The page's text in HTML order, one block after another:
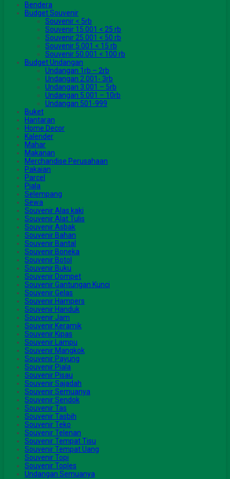
Bendera
Budget Souvenir
Souvenir < 5rb
Souvenir 15.001 < 25 rb
Souvenir 25.001 < 50 rb
Souvenir 5.001 < 15 rb
Souvenir 50.001 < 100 rb
Budget Undangan
Undangan 1rb – 2rb
Undangan 2.001- 3rb
Undangan 3.001 – 5rb
Undangan 5.001 – 10rb
Undangan 501-999
Buket
Hantaran
Home Decor
Kalender
Mahar
Makanan
Merchandise Perusahaan
Pakaian
Parcel
Piala
Selempang
Sewa
Souvenir Alas kaki
Souvenir Alat Tulis
Souvenir Asbak
Souvenir Bahan
Souvenir Bantal
Souvenir Boneka
Souvenir Botol
Souvenir Buku
Souvenir Dompet
Souvenir Gantungan Kunci
Souvenir Gelas
Souvenir Hampers
Souvenir Handuk
Souvenir Jam
Souvenir Keramik
Souvenir Kipas
Souvenir Lampu
Souvenir Mangkok
Souvenir Payung
Souvenir Piala
Souvenir Pisau
Souvenir Sajadah
Souvenir Semuanya
Souvenir Sendok
Souvenir Tas
Souvenir Tasbih
Souvenir Teko
Souvenir Telenan
Souvenir Tempat Tisu
Souvenir Tempat Uang
Souvenir Topi
Souvenir Toples
Undangan Semuanya